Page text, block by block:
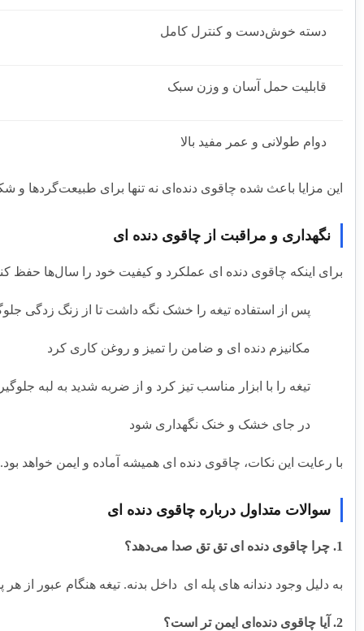
دسته خوش‌دست و کنترل کامل
قابلیت حمل آسان و وزن سبک
دوام طولانی و عمر مفید بالا
این مزایا باعث شده چاقوی دنده‌ای نه تنها برای طبیعت‌گردها و
نگهداری و مراقبت از چاقوی دنده‌ ای
برای اینکه چاقوی دنده‌ ای عملکرد و کیفیت خود را سال‌ها حفظ
پس از استفاده تیغه را خشک نگه داشت تا از زنگ زدگی
مکانیزم دنده‌ ای و ضامن را تمیز و روغن‌ کاری کرد
تیغه را با ابزار مناسب تیز کرد و از ضربه شدید به لبه
در جای خشک و خنک نگهداری شود
با رعایت این نکات، چاقوی دنده‌ ای همیشه آماده و ایمن خواهد بود.
سوالات متداول درباره چاقوی دنده‌ ای
1. چرا چاقوی دنده‌ ای تق‌ تق صدا می‌دهد؟
به دلیل وجود دندانه‌ های پله‌ ای داخل بدنه. تیغه هنگام عبور
2. آیا چاقوی دنده‌ای ایمن‌ تر است؟